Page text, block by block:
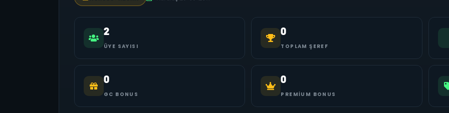
2
ÜYE SAYISI
0
TOPLAM ŞEREF
0
GC BONUS
0
PREMIUM BONUS